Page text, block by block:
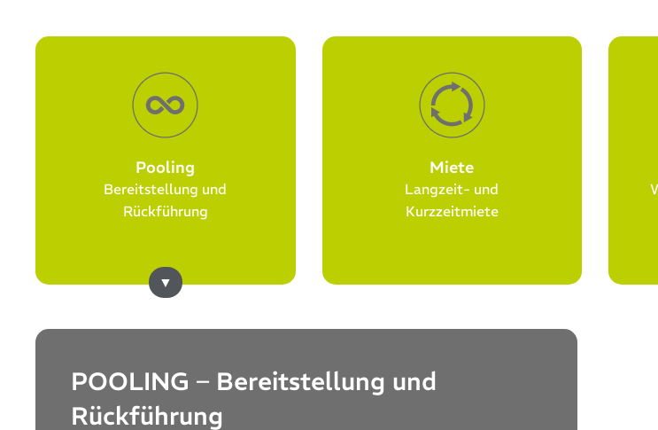
Pooling
Bereitstellung und
Rückführung
Miete
Langzeit- und
Kurzzeitmiete
POOLING – Bereitstellung und
Rückführung